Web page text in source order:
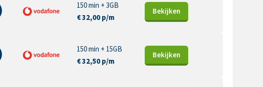
150 min + 3GB
€ 32,00 p/m
Bekijken
150 min + 15GB
€ 32,50 p/m
Bekijken